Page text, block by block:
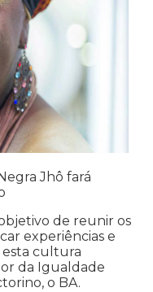
Jhô fará
de reunir os
experiências e
esta cultura
da Igualdade
o BA.